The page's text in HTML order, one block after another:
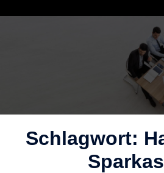
Schlagwort: